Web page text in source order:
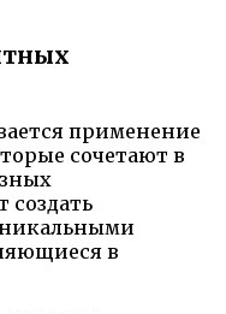
применение
сочетают в
создать
в